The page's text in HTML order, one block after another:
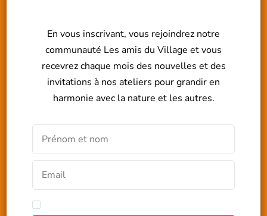
En vous inscrivant, vous rejoindrez notre
communauté Les amis du Village et vous
recevrez chaque mois des nouvelles et des
invitations à nos ateliers pour grandir en
harmonie avec la nature et les autres.